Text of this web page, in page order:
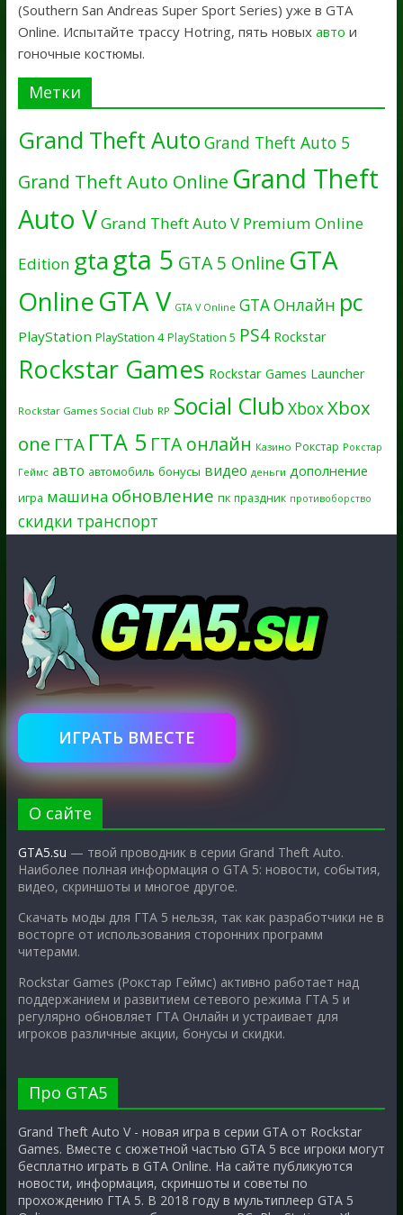
(Southern San Andreas Super Sport Series) уже в GTA
Online. Испытайте трассу Hotring, пять новых авто и
гоночные костюмы.
Метки
Grand Theft Auto Grand Theft Auto 5
Grand Theft Auto Online Grand Theft
Auto VGrand Theft Auto V Premium Online
Edition gtagta 5 GTA 5 Online GTA
OnlineGTA V GTA V Online GTA Онлайн pc
PlayStation PlayStation 4 PlayStation 5 PS4 Rockstar
Rockstar Games Rockstar Games Launcher
Rockstar Games Social Club RP Social Club XboxXbox
one ГТА ГТА 5 ГТА онлайн Казино Рокстар Рокстар
Геймс авто автомобиль бонусы видео деньги дополнение
игра машина обновление пк праздник противоборство
скидки транспорт
ИГРАТЬ ВМЕСТЕ
О сайте
GTA5.su — твой проводник в серии Grand Theft Auto.
Наиболее полная информация о GTA 5: новости, события,
видео, скриншоты и многое другое.
Скачать моды для ГТА 5 нельзя, так как разработчики не в
восторге от использования сторонних программ
читерами.
Rockstar Games (Рокстар Геймс) активно работает над
поддержанием и развитием сетевого режима ГТА 5 и
регулярно обновляет ГТА Онлайн и устраивает для
игроков различные акции, бонусы и скидки.
Про GTA5
Grand Theft Auto V - новая игра в серии GTA от Rockstar
Games. Вместе с сюжетной частью GTA 5 все игроки могут
бесплатно играть в GTA Online. На сайте публикуются
новости, информация, скриншоты и советы по
прохождению ГТА 5. В 2018 году в мультиплеер GTA 5